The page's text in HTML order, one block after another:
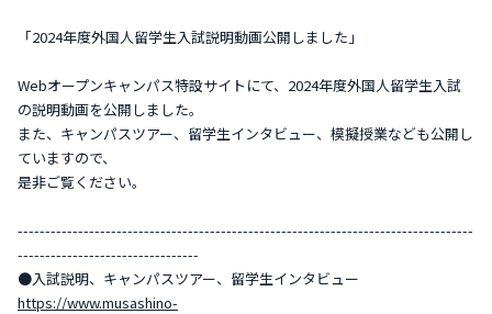
「2024年度外国人留学生入試説明動画公開しました」
Webオープンキャンパス特設サイトにて、2024年度外国人留学生入試
の説明動画を公開しました。
また、キャンパスツアー、留学生インタビュー、模擬授業なども公開し
ていますので、
是非ご覧ください。
-----------------------------------------------------------------------------------
---------------------------------
●入試説明、キャンパスツアー、留学生インタビュー
https://www.musashino-